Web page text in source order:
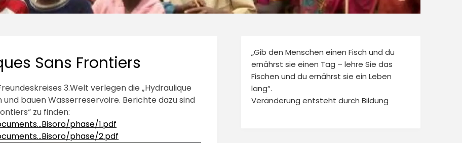
Sans Frontiers
3.Welt verlegen die „Hydraulique
und bauen Wasserreservoire. Berichte dazu sind
zu finden:
phase/1.pdf
phase/2.pdf
„Gib den Menschen einen Fisch und du
ernährst sie einen Tag – lehre Sie das
Fischen und du ernährst sie ein Leben
lang“.
Veränderung entsteht durch Bildung